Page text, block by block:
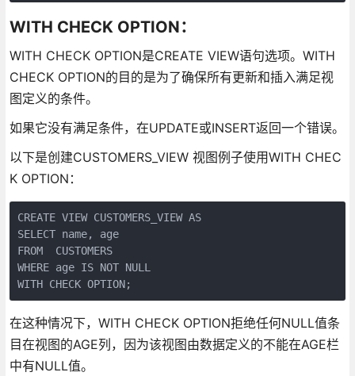
WITH CHECK OPTION：
WITH CHECK OPTION是CREATE VIEW语句选项。WITH
CHECK OPTION的目的是为了确保所有更新和插入满足视
图定义的条件。
如果它没有满足条件，在UPDATE或INSERT返回一个错误。
以下是创建CUSTOMERS_VIEW 视图例子使用WITH CHEC
K OPTION：
CREATE VIEW CUSTOMERS_VIEW AS
SELECT name, age
FROM  CUSTOMERS
WHERE age IS NOT NULL
WITH CHECK OPTION;
在这种情况下，WITH CHECK OPTION拒绝任何NULL值条
目在视图的AGE列，因为该视图由数据定义的不能在AGE栏
中有NULL值。